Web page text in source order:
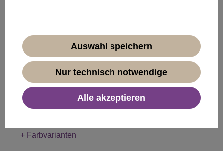
Perücke & Bart Grau Zauberer Prophet PW0210-
ZA68E
Produktnummer:PW0210-ZA68E(A552)
+ Farbvarianten
Auswahl speichern
Nur technisch notwendige
Alle akzeptieren